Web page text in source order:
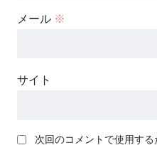
メール ※
サイト
次回のコメントで使用する